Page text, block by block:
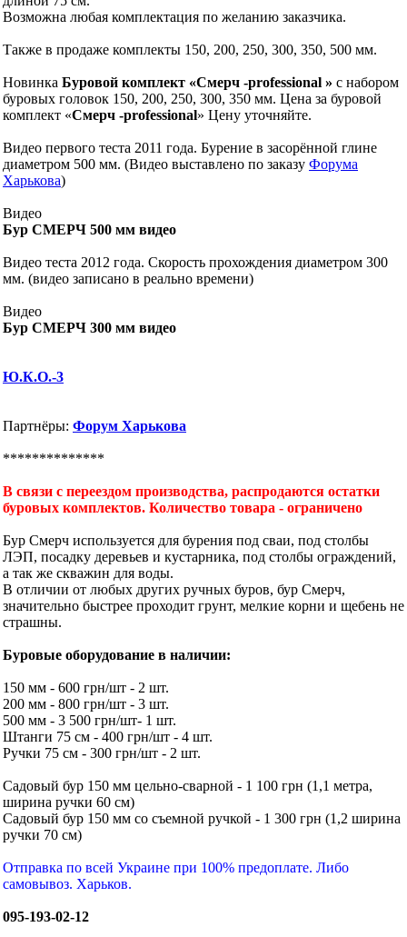
Возможна любая комплектация по желанию заказчика.
Также в продаже комплекты 150, 200, 250, 300, 350, 500 мм.
Новинка Буровой комплект «Смерч -professional » с набором
буровых головок 150, 200, 250, 300, 350 мм. Цена за буровой
комплект «Смерч -professional» Цену уточняйте.
Видео первого теста 2011 года. Бурение в засорённой глине
диаметром 500 мм. (Видео выставлено по заказу Форума
Харькова)
Видео
Бур СМЕРЧ 500 мм видео
Видео теста 2012 года. Скорость прохождения диаметром 300
мм. (видео записано в реально времени)
Видео
Бур СМЕРЧ 300 мм видео
Ю.К.О.-3
Партнёры: Форум Харькова
**************
В связи с переездом производства, распродаются остатки
буровых комплектов. Количество товара - ограничено
Бур Смерч используется для бурения под сваи, под столбы
ЛЭП, посадку деревьев и кустарника, под столбы ограждений,
а так же скважин для воды.
В отличии от любых других ручных буров, бур Смерч,
значительно быстрее проходит грунт, мелкие корни и щебень не
страшны.
Буровые оборудование в наличии:
150 мм - 600 грн/шт - 2 шт.
200 мм - 800 грн/шт - 3 шт.
500 мм - 3 500 грн/шт- 1 шт.
Штанги 75 см - 400 грн/шт - 4 шт.
Ручки 75 см - 300 грн/шт - 2 шт.
Садовый бур 150 мм цельно-сварной - 1 100 грн (1,1 метра,
ширина ручки 60 см)
Садовый бур 150 мм со съемной ручкой - 1 300 грн (1,2 ширина
ручки 70 см)
Отправка по всей Украине при 100% предоплате. Либо
самовывоз. Харьков.
095-193-02-12